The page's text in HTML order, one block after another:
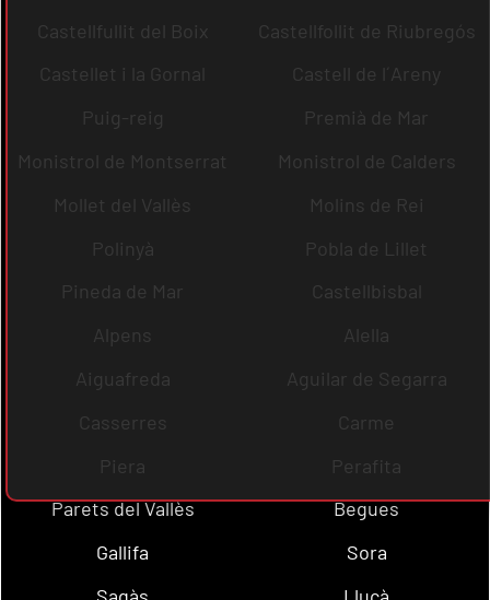
Castellfullit del Boix
Castellfollit de Riubregós
Castellet i la Gornal
Castell de l´Areny
Puig-reig
Premià de Mar
Monistrol de Montserrat
Monistrol de Calders
Mollet del Vallès
Molins de Rei
Polinyà
Pobla de Lillet
Pineda de Mar
Castellbisbal
Alpens
Alella
Aiguafreda
Aguilar de Segarra
Casserres
Carme
Piera
Perafita
Parets del Vallès
Begues
Gallifa
Sora